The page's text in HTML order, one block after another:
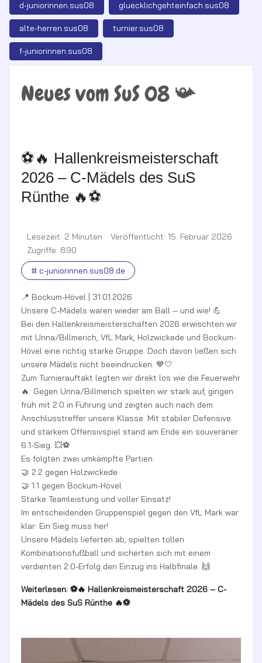
d-juniorinnen.sus08 gluecklichgehteinfach.sus08
alte-herren.sus08 turnier.sus08
f-juniorinnen.sus08
Neues vom SuS 08 📯
⚽🔥 Hallenkreismeisterschaft
2026 – C-Mädels des SuS
Rünthe 🔥⚽
Lesezeit: 2 Minuten
Veröffentlicht: 15. Februar 2026
Zugriffe: 890
# c-juniorinnen.sus08.de
📍 Bockum-Hövel | 31.01.2026
Unsere C-Mädels waren wieder am Ball – und wie! 💪
Bei den Hallenkreismeisterschaften 2026 erwischten wir
mit Unna/Billmerich, VfL Mark, Holzwickede und Bockum-
Hövel eine richtig starke Gruppe. Doch davon ließen sich
unsere Mädels nicht beeindrucken. 💙🤍
Zum Turnierauftakt legten wir direkt los wie die Feuerwehr
🔥: Gegen Unna/Billmerich spielten wir stark auf, gingen
früh mit 2:0 in Führung und zeigten auch nach dem
Anschlusstreffer unsere Klasse. Mit stabiler Defensive
und starkem Offensivspiel stand am Ende ein souveräner
6:1-Sieg. 💥⚽
Es folgten zwei umkämpfte Partien:
🤝 2:2 gegen Holzwickede
🤝 1:1 gegen Bockum-Hövel
Starke Teamleistung und voller Einsatz!
Im entscheidenden Gruppenspiel gegen den VfL Mark war
klar: Ein Sieg muss her!
Unsere Mädels lieferten ab, spielten tollen
Kombinationsfußball und sicherten sich mit einem
verdienten 2:0-Erfolg den Einzug ins Halbfinale. 🙌
Weiterlesen: ⚽🔥 Hallenkreismeisterschaft 2026 – C-
Mädels des SuS Rünthe 🔥⚽